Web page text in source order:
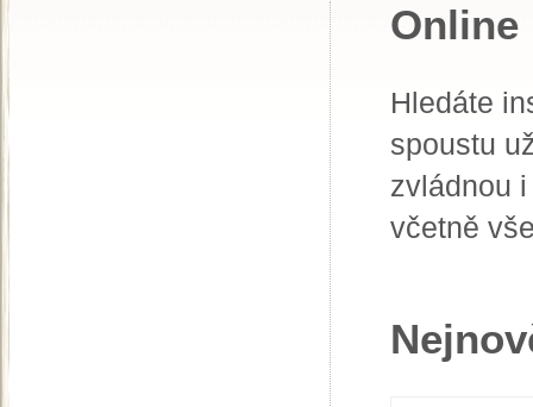
Online
Hledáte
spoustu
zvládnou
včetně